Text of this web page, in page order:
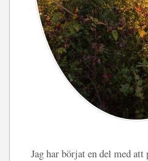
Jag har börjat en del med att